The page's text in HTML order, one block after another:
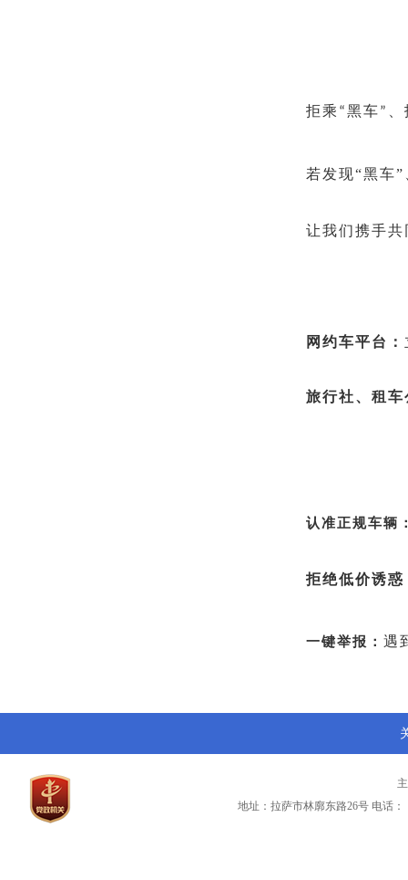
拒乘 “黑车”
若发现“黑车
让我们携手
网约车平台：
旅行社、租车
认准正规车辆
拒绝低价诱惑
一键举报： 遇
地址：拉萨市林廓东路26号 电话：